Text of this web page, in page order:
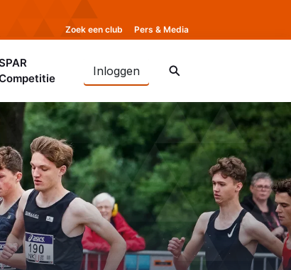
Zoek een club Pers & Media
Inloggen